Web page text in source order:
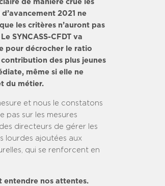
de manière crue les
2021 ne
les critères n’auront pas
SYNCASS-CFDT va
pour décrocher le ratio
des plus jeunes
même si elle ne
du métier.
et nous le constatons
pas sur les mesures
directeurs de gérer les
lourdes ajoutées aux
qui se renforcent en
entendre nos attentes.